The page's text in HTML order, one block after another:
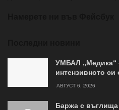
УМБАЛ „Медика“
интензивното си
АВГУСТ 6, 2026
Баржа с въглища